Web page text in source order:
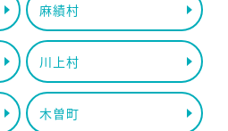
麻績村
川上村
木曽町